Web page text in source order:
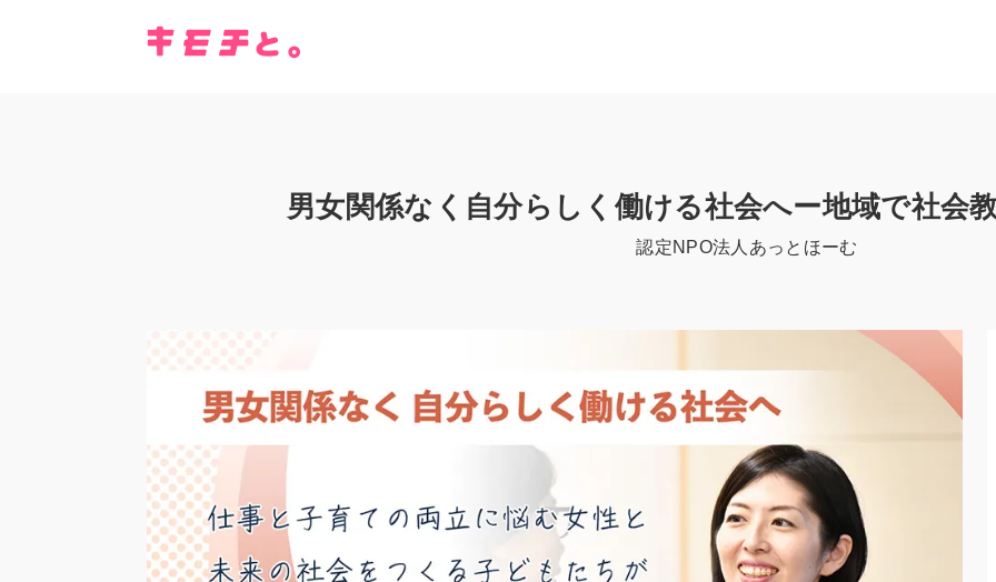
男女関係なく自分らしく働ける社会へー地域で社会
認定NPO法人あっとほーむ